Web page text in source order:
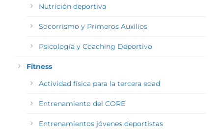
Nutrición deportiva
Socorrismo y Primeros Auxilios
Psicología y Coaching Deportivo
Fitness
Actividad física para la tercera edad
Entrenamiento del CORE
Entrenamientos jóvenes deportistas